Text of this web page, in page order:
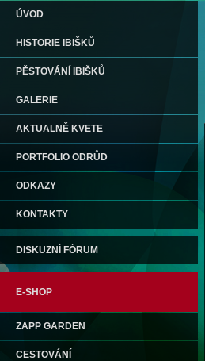
ÚVOD
HISTORIE IBIŠKŮ
PĚSTOVÁNÍ IBIŠKŮ
GALERIE
AKTUALNĚ KVETE
PORTFOLIO ODRŮD
ODKAZY
KONTAKTY
DISKUZNÍ FÓRUM
E-SHOP
ZAPP GARDEN
CESTOVÁNÍ